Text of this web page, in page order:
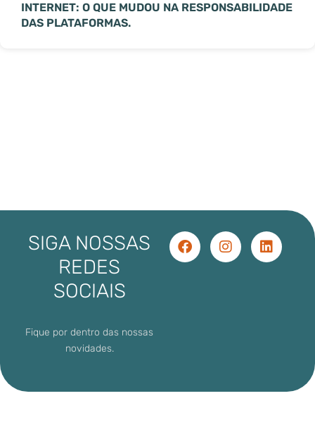
INTERNET: O QUE MUDOU NA RESPONSABILIDADE
DAS PLATAFORMAS.
SIGA NOSSAS
REDES
SOCIAIS
Fique por dentro das nossas
novidades.